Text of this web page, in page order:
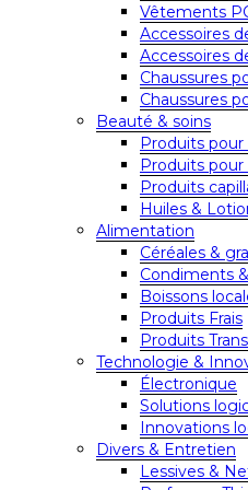
Vêtements
Accessoires
Accessoires
Chaussures
Chaussures
Beauté & soins
Produits pour
Produits pour
Produits
Huiles &
Alimentation
Céréales &
Condiments
Boissons
Produits Frais
Produits
Technologie &
Électronique
Solutions
Innovations
Divers & Entretien
Lessives &